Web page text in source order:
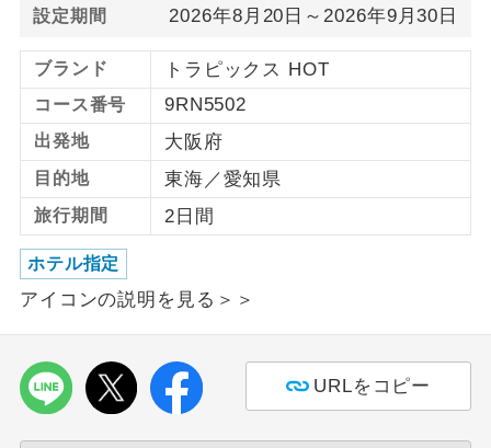
設定期間 2026年8月20日～2026年9月30日
ブランド トラピックス HOT
コース番号 9RN5502
出発地 大阪府
目的地 東海／愛知県
旅行期間 2日間
ホテル指定
アイコンの説明を見る＞＞
URLをコピー
ご夫婦限定
ご夫婦限定でご参加いただけるコースで
女性限定
女性限定でご参加いただけるコースで
す。
年齢制限あり
ご参加にあたり年齢に制限があるコース
です。
航空会社指定
利用航空会社が指定なので、ご出発の計
ホテル指定
ご紹介するホテルを指定したコースで
おひとり様バ
ス2席利用
おひとり様でバス席を2席利⽤できま
す。